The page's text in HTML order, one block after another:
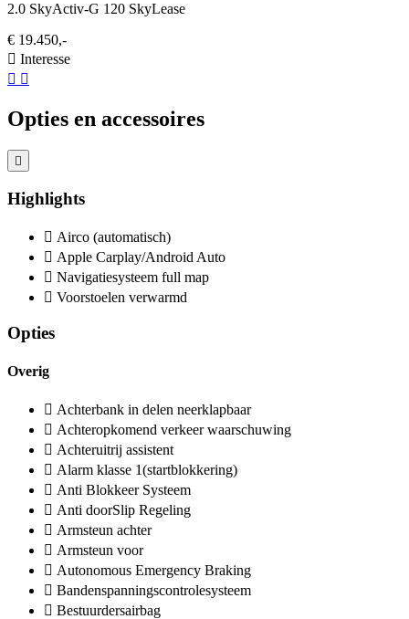
2.0 SkyActiv-G 120 SkyLease
€ 19.450,-
Interesse
Opties en accessoires
Highlights
Airco (automatisch)
Apple Carplay/Android Auto
Navigatiesysteem full map
Voorstoelen verwarmd
Opties
Overig
Achterbank in delen neerklapbaar
Achteropkomend verkeer waarschuwing
Achteruitrij assistent
Alarm klasse 1(startblokkering)
Anti Blokkeer Systeem
Anti doorSlip Regeling
Armsteun achter
Armsteun voor
Autonomous Emergency Braking
Bandenspanningscontrolesysteem
Bestuurdersairbag